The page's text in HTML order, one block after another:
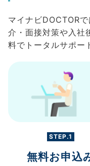
マイナビDOCTOR
介・面接対策や入社
料でトータルサポー
STEP.1
無料お申込